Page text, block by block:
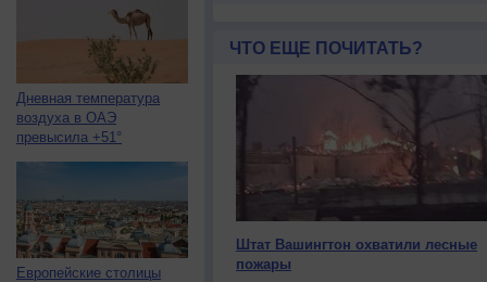
Дневная температура
воздуха в ОАЭ
превысила +51°
Европейские столицы
ЧТО ЕЩЕ ПОЧИТАТЬ?
Штат Вашингтон охватили лесные
пожары